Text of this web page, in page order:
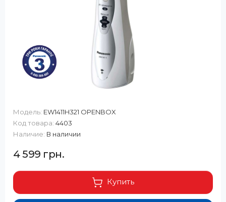
Модель: EW1411H321 OPENBOX
Код товара: 4403
Наличие: В наличии
4 599 грн.
Купить